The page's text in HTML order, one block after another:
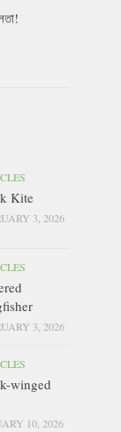
Kite
3, 2026
3, 2026
winged
10, 2026